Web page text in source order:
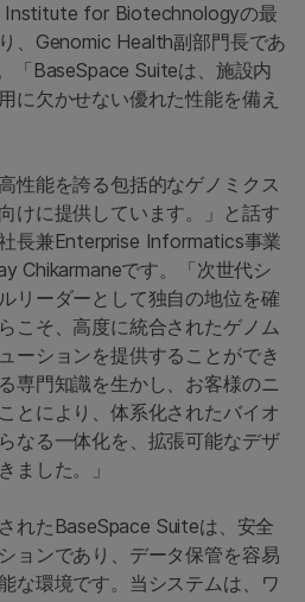
Institute for Biotechnologyの最
、Genomic Health副部門長であ
「BaseSpace Suiteは、施設内
に欠かせない優れた性能を備え
性能を誇る包括的なゲノミクス
けに提供しています。」と話す
長兼Enterprise Informatics事業
Chikarmaneです。「次世代シ
リーダーとして独自の地位を確
こそ、高度に統合されたゲノム
ーションを提供することができ
専門知識を生かし、お客様のニ
とにより、体系化されたバイオ
なる一体化を、拡張可能なデザ
ました。」
れたBaseSpace Suiteは、安全
ョンであり、データ保管を容易
な環境です。当システムは、ワ